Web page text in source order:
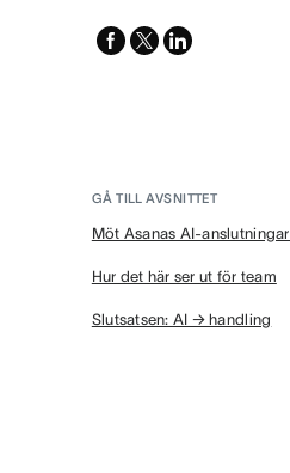
facebook
x-
linkedin
GÅ TILL AVSNITTET
Möt Asanas AI-anslutningar
Hur det här ser ut för team
Slutsatsen: AI → handling